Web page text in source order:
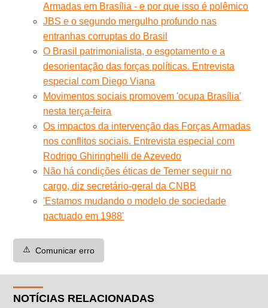
Armadas em Brasília - e por que isso é polêmico
JBS e o segundo mergulho profundo nas
entranhas corruptas do Brasil
O Brasil patrimonialista, o esgotamento e a
desorientação das forças políticas. Entrevista
especial com Diego Viana
Movimentos sociais promovem 'ocupa Brasília'
nesta terça-feira
Os impactos da intervenção das Forças Armadas
nos conflitos sociais. Entrevista especial com
Rodrigo Ghiringhelli de Azevedo
Não há condições éticas de Temer seguir no
cargo, diz secretário-geral da CNBB
'Estamos mudando o modelo de sociedade
pactuado em 1988'
⚠️ Comunicar erro
NOTÍCIAS RELACIONADAS